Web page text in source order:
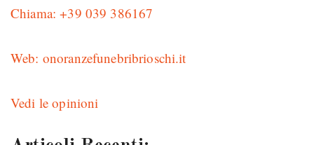
Chiama: +39 039 386167
Web: onoranzefunebribrioschi.it
Vedi le opinioni